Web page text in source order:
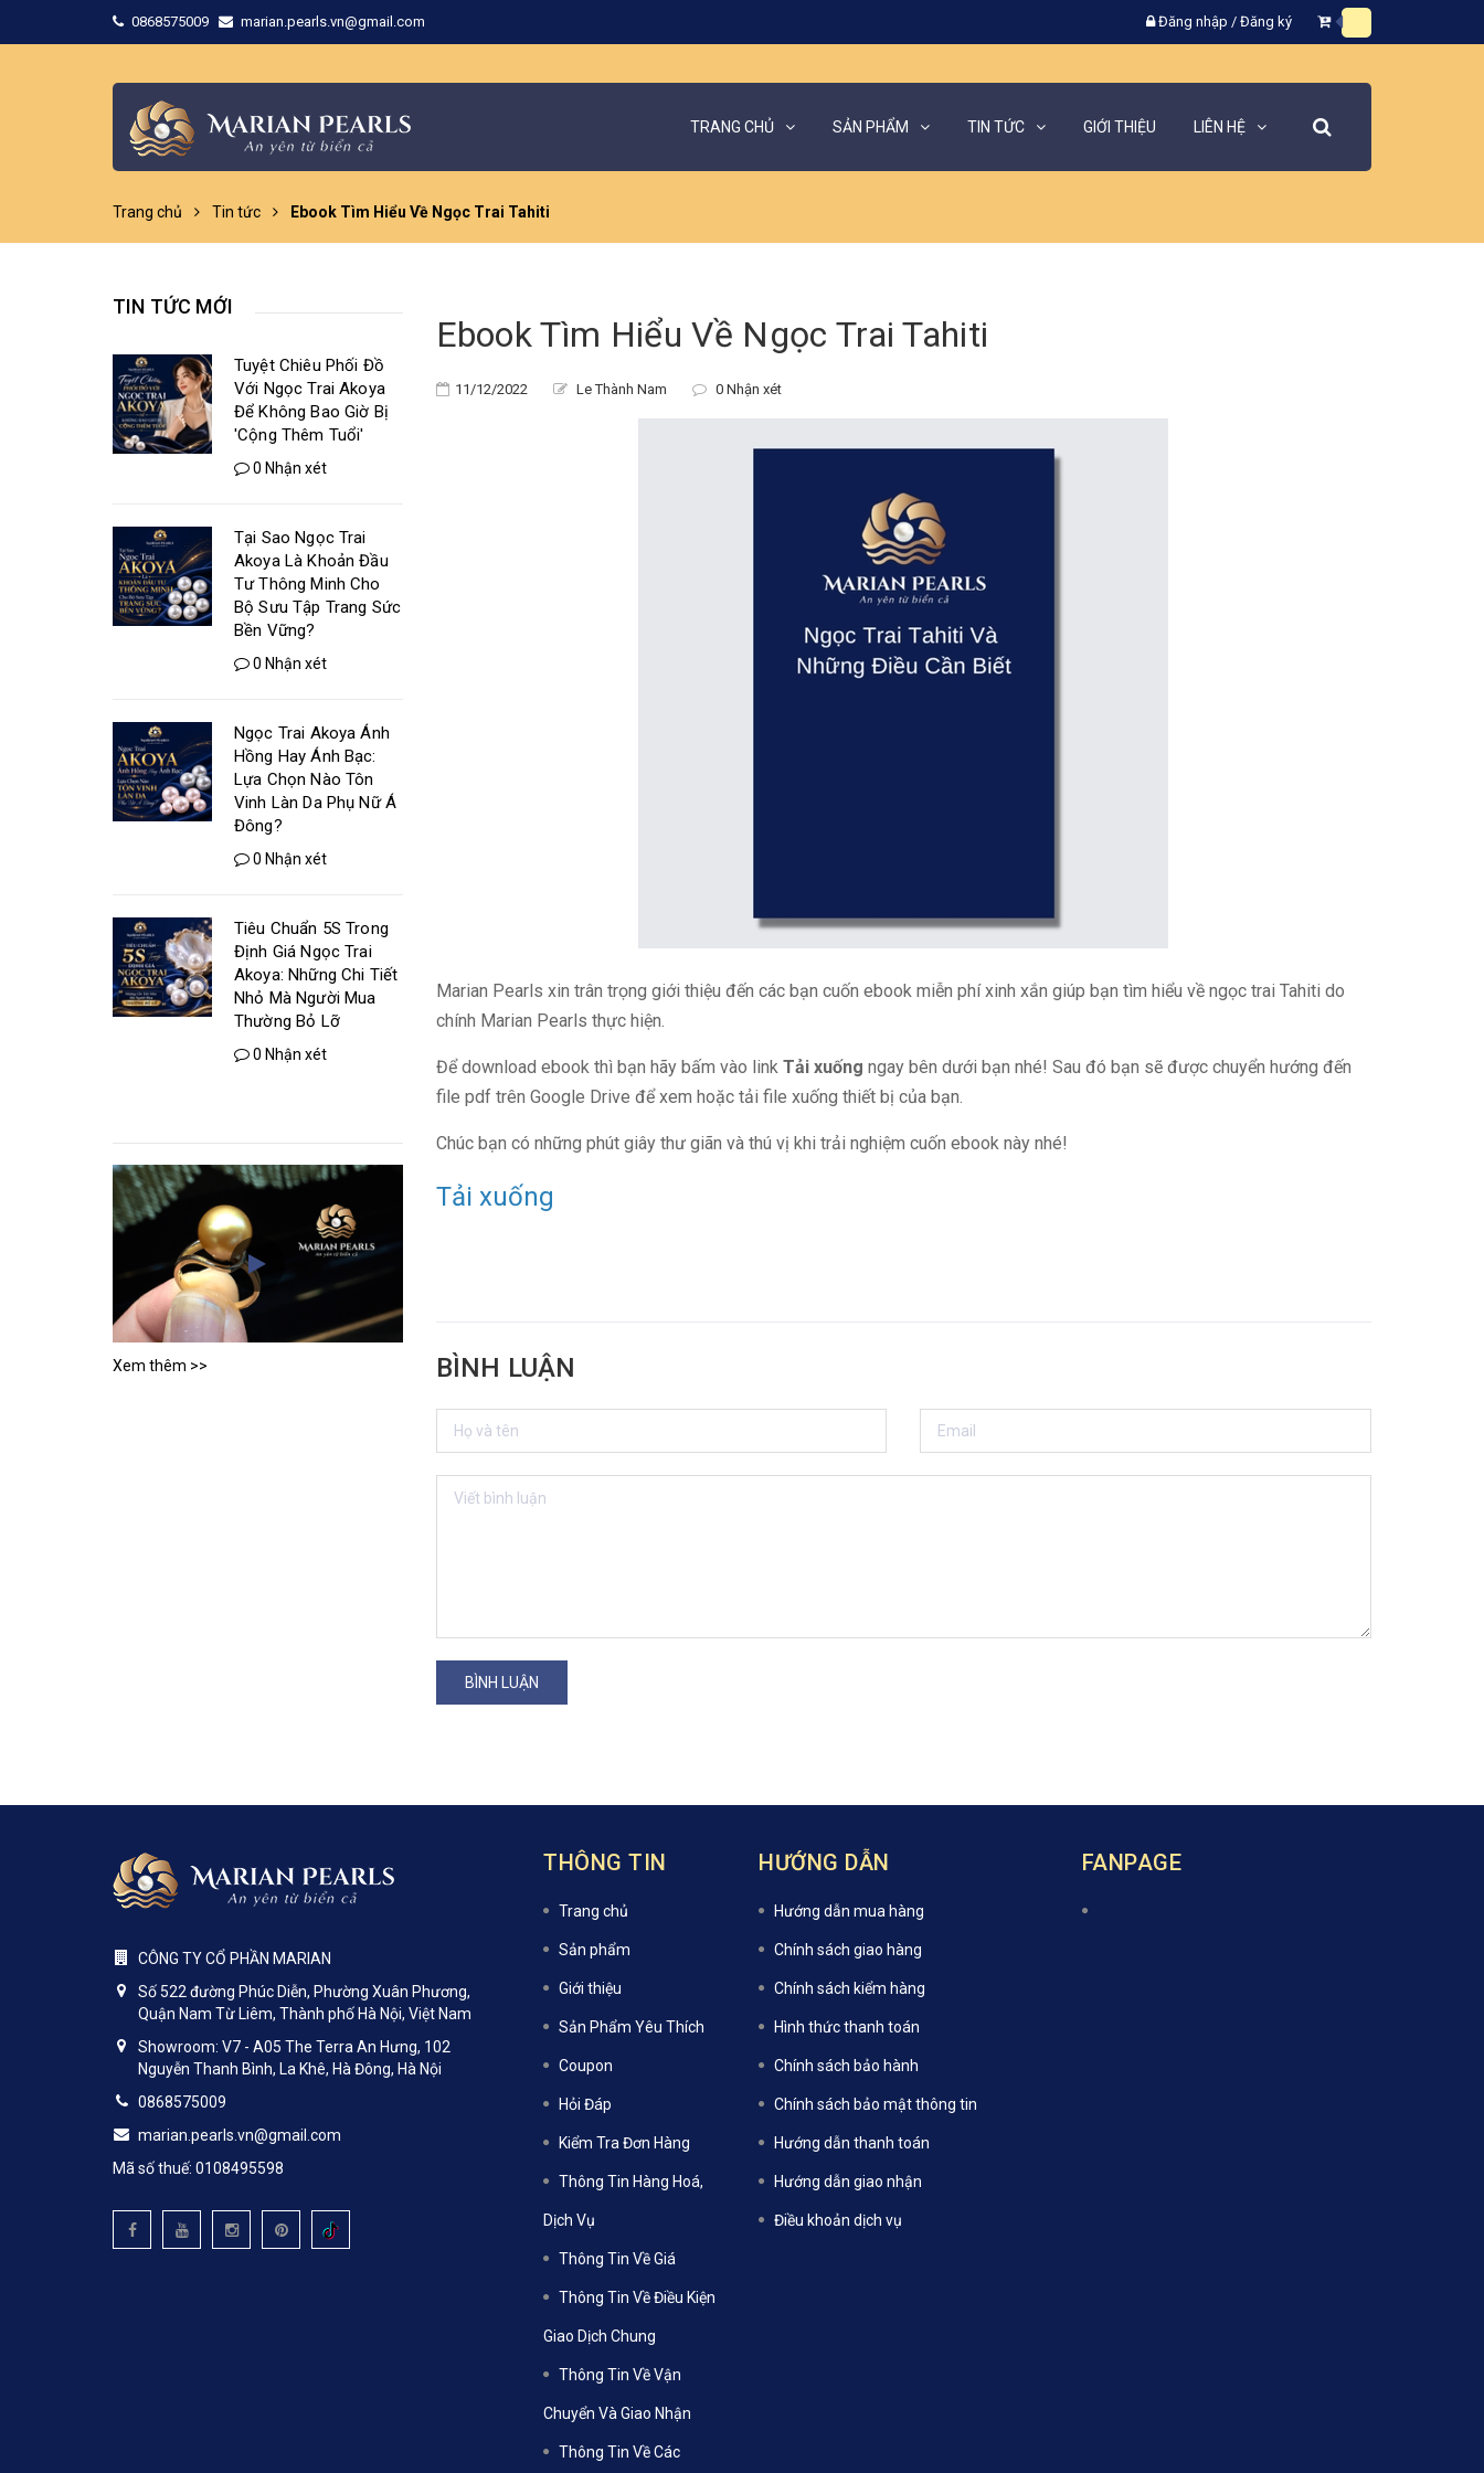
0868575009 marian.pearls.vn@gmail.com Đăng nhập / Đăng ký
TRANG CHỦ SẢN PHẨM TIN TỨC GIỚI THIỆU LIÊN HỆ
Trang chủ Tin tức Ebook Tìm Hiểu Về Ngọc Trai Tahiti
Ebook Tìm Hiểu Về Ngọc Trai Tahiti
11/12/2022 Le Thành Nam 0 Nhận xét
Marian Pearls xin trân trọng giới thiệu đến các bạn cuốn ebook miễn phí xinh xắn giúp bạn tìm hiểu về ngọc trai Tahiti do
chính Marian Pearls thực hiện.
Để download ebook thì bạn hãy bấm vào link Tải xuống ngay bên dưới bạn nhé! Sau đó bạn sẽ được chuyển hướng đến
file pdf trên Google Drive để xem hoặc tải file xuống thiết bị của bạn.
Chúc bạn có những phút giây thư giãn và thú vị khi trải nghiệm cuốn ebook này nhé!
Tải xuống
BÌNH LUẬN
BÌNH LUẬN
TIN TỨC MỚI
Tuyệt Chiêu Phối Đồ
Với Ngọc Trai Akoya
Để Không Bao Giờ Bị
'Cộng Thêm Tuổi'
0 Nhận xét
Tại Sao Ngọc Trai
Akoya Là Khoản Đầu
Tư Thông Minh Cho
Bộ Sưu Tập Trang Sức
Bền Vững?
0 Nhận xét
Ngọc Trai Akoya Ánh
Hồng Hay Ánh Bạc:
Lựa Chọn Nào Tôn
Vinh Làn Da Phụ Nữ Á
Đông?
0 Nhận xét
Tiêu Chuẩn 5S Trong
Định Giá Ngọc Trai
Akoya: Những Chi Tiết
Nhỏ Mà Người Mua
Thường Bỏ Lỡ
0 Nhận xét
Xem thêm >>
CÔNG TY CỔ PHẦN MARIAN
Số 522 đường Phúc Diễn, Phường Xuân Phương,
Quận Nam Từ Liêm, Thành phố Hà Nội, Việt Nam
Showroom: V7 - A05 The Terra An Hưng, 102
Nguyễn Thanh Bình, La Khê, Hà Đông, Hà Nội
0868575009
marian.pearls.vn@gmail.com
Mã số thuế: 0108495598
THÔNG TIN
Trang chủ
Sản phẩm
Giới thiệu
Sản Phẩm Yêu Thích
Coupon
Hỏi Đáp
Kiểm Tra Đơn Hàng
Thông Tin Hàng Hoá,
Dịch Vụ
Thông Tin Về Giá
Thông Tin Về Điều Kiện
Giao Dịch Chung
Thông Tin Về Vận
Chuyển Và Giao Nhận
Thông Tin Về Các
HƯỚNG DẪN
Hướng dẫn mua hàng
Chính sách giao hàng
Chính sách kiểm hàng
Hình thức thanh toán
Chính sách bảo hành
Chính sách bảo mật thông tin
Hướng dẫn thanh toán
Hướng dẫn giao nhận
Điều khoản dịch vụ
FANPAGE